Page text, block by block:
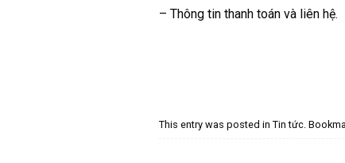
– Thông tin thanh toán và liên hệ.
This entry was posted in Tin tức.